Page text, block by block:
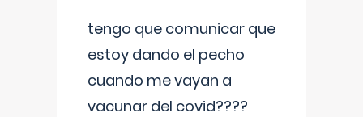
tengo que comunicar que
estoy dando el pecho
cuando me vayan a
vacunar del covid????